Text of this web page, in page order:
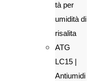
tà per
umidità di
risalita
ATG
LC15 |
Antiumidi